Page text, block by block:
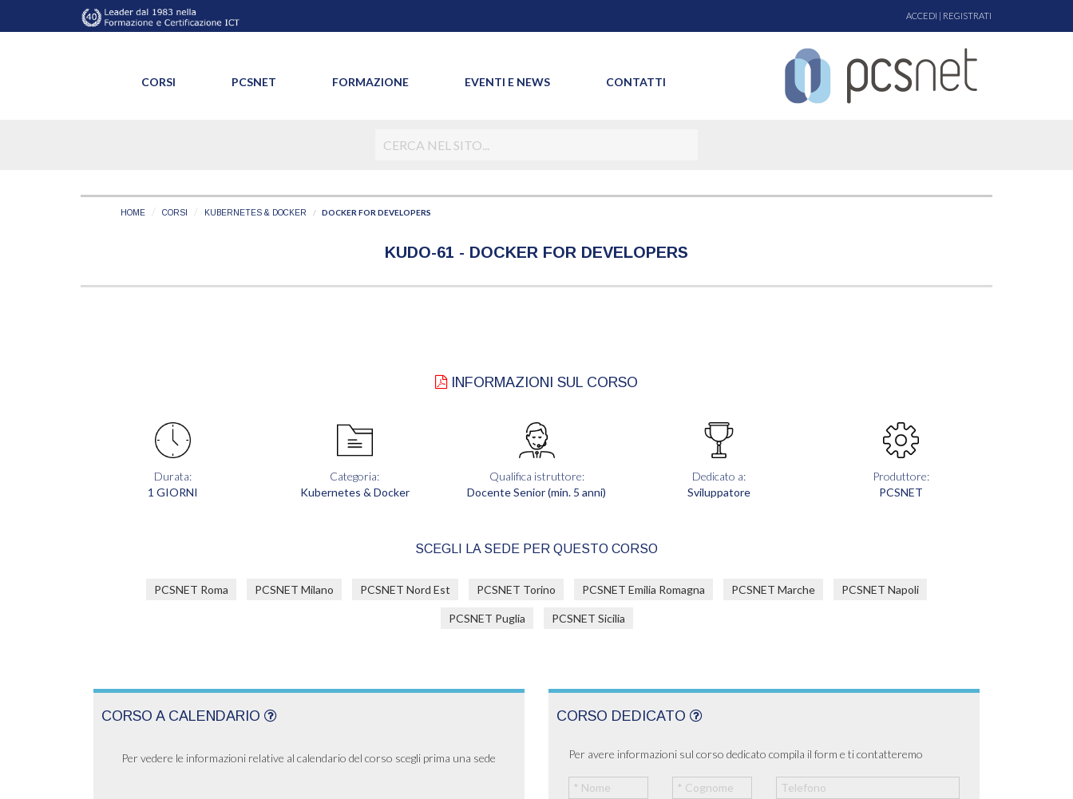
ACCEDI | REGISTRATI
CORSI PCSNET FORMAZIONE EVENTI E NEWS CONTATTI
HOME CORSI KUBERNETES & DOCKER DOCKER FOR DEVELOPERS
KUDO-61 - DOCKER FOR DEVELOPERS
INFORMAZIONI SUL CORSO
Durata:
1 GIORNI
Categoria:
Kubernetes & Docker
Qualifica istruttore:
Docente Senior (min. 5 anni)
Dedicato a:
Sviluppatore
Produttore:
PCSNET
SCEGLI LA SEDE PER QUESTO CORSO
PCSNET Roma PCSNET Milano PCSNET Nord Est PCSNET Torino PCSNET Emilia Romagna PCSNET Marche PCSNET Napoli
PCSNET Puglia PCSNET Sicilia
CORSO A CALENDARIO
Per vedere le informazioni relative al calendario del corso scegli prima una sede
CORSO DEDICATO
Per avere informazioni sul corso dedicato compila il form e ti contatteremo